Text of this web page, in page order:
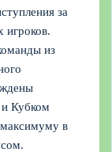
за
игроков.
из
и Кубком
в